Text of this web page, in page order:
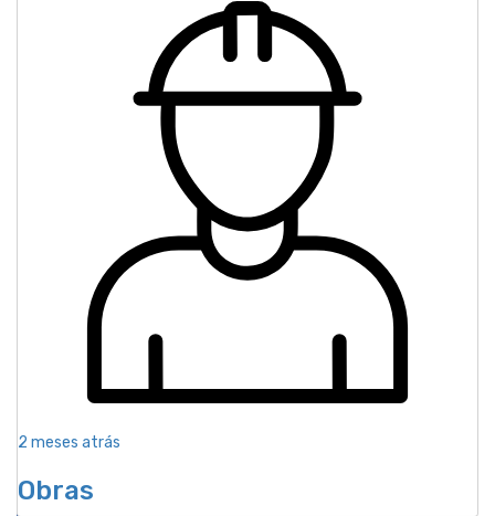
2 meses atrás
Obras